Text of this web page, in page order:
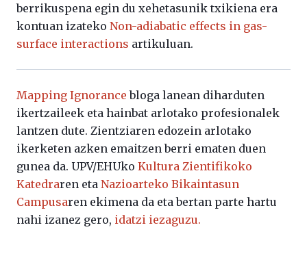
berrikuspena egin du xehetasunik txikiena era
kontuan izateko Non-adiabatic effects in gas-
surface interactions artikuluan.
Mapping Ignorance bloga lanean diharduten
ikertzaileek eta hainbat arlotako profesionalek
lantzen dute. Zientziaren edozein arlotako
ikerketen azken emaitzen berri ematen duen
gunea da. UPV/EHUko Kultura Zientifikoko
Katedraren eta Nazioarteko Bikaintasun
Campusaren ekimena da eta bertan parte hartu
nahi izanez gero, idatzi iezaguzu.